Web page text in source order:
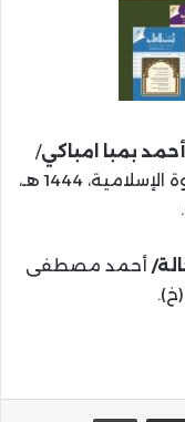
بمبا امباكي/
شيخ انجاي.- طرابلس الغرب: كلية الدعوة الإسلامية، 1444 هـ،
أحمد مصطفى
مشاركة عبر البريد